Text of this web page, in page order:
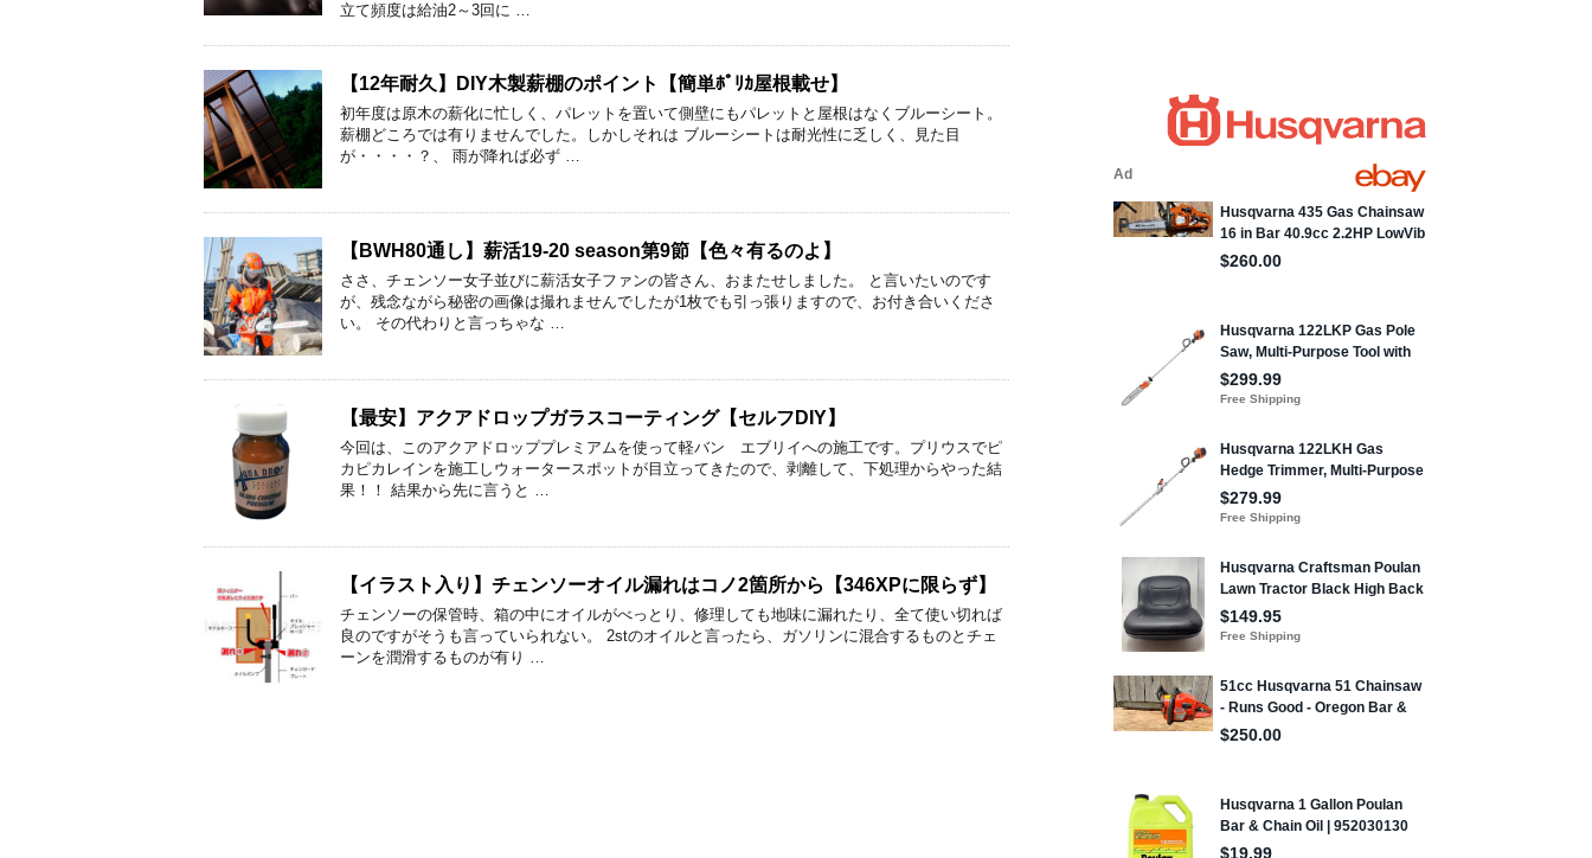
立て頻度は給油2～3回に …
【12年耐久】DIY木製薪棚のポイント【簡単ﾎﾟﾘｶ屋根載せ】
初年度は原木の薪化に忙しく、パレットを置いて側壁にもパレットと屋根はなくブルーシート。
薪棚どころでは有りませんでした。しかしそれは ブルーシートは耐光性に乏しく、見た目
が・・・・？、 雨が降れば必ず …
【BWH80通し】薪活19-20 season第9節【色々有るのよ】
ささ、チェンソー女子並びに薪活女子ファンの皆さん、おまたせしました。 と言いたいのです
が、残念ながら秘密の画像は撮れませんでしたが1枚でも引っ張りますので、お付き合いくださ
い。 その代わりと言っちゃな …
【最安】アクアドロップガラスコーティング【セルフDIY】
今回は、このアクアドロッププレミアムを使って軽バン エブリイへの施工です。プリウスでピ
カピカレインを施工しウォータースポットが目立ってきたので、剥離して、下処理からやった結
果！！ 結果から先に言うと …
【イラスト入り】チェンソーオイル漏れはコノ2箇所から【346XPに限らず】
チェンソーの保管時、箱の中にオイルがべっとり、修理しても地味に漏れたり、全て使い切れば
良のですがそうも言っていられない。 2stのオイルと言ったら、ガソリンに混合するものとチェ
ーンを潤滑するものが有り …